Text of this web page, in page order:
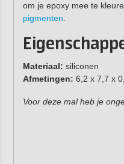
om je epoxy mee te
pigmenten.
Materiaal: siliconen
Afmetingen: 6,2 x 7,7 x
Voor deze mal heb je